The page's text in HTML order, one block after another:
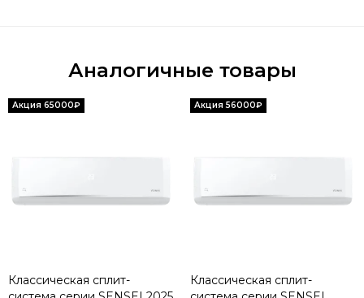
Аналогичные товары
Классическая сплит-
Классическая сплит-